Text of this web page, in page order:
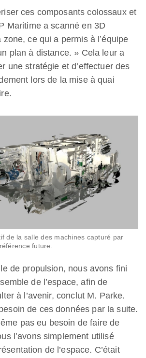
ces composants colossaux et
Maritime a scanné en 3D
zone, ce qui a permis à l’équipe
plan à distance. » Cela leur a
une stratégie et d’effectuer des
lors de la mise à quai
de la salle des machines capturé par
future.
de propulsion, nous avons fini
de l’espace, afin de
à l’avenir, conclut M. Parke.
de ces données par la suite.
pas eu besoin de faire de
l’avons simplement utilisé
de l’espace. C’était